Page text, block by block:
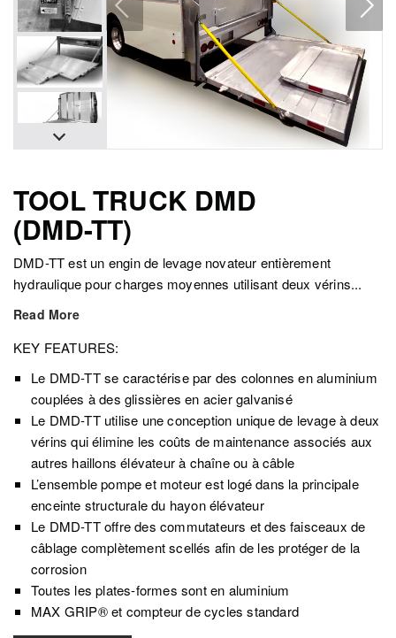
TOOL TRUCK DMD ⠀⠀
(DMD-TT)
DMD-TT est un engin de levage novateur entièrement
hydraulique pour charges moyennes utilisant deux vérins...
Read More
KEY FEATURES:
Le DMD-TT se caractérise par des colonnes en aluminium
couplées à des glissières en acier galvanisé
Le DMD-TT utilise une conception unique de levage à deux
vérins qui élimine les coûts de maintenance associés aux
autres haillons élévateur à chaîne ou à câble
L’ensemble pompe et moteur est logé dans la principale
enceinte structurale du hayon élévateur
Le DMD-TT offre des commutateurs et des faisceaux de
câblage complètement scellés afin de les protéger de la
corrosion
Toutes les plates-formes sont en aluminium
MAX GRIP® et compteur de cycles standard